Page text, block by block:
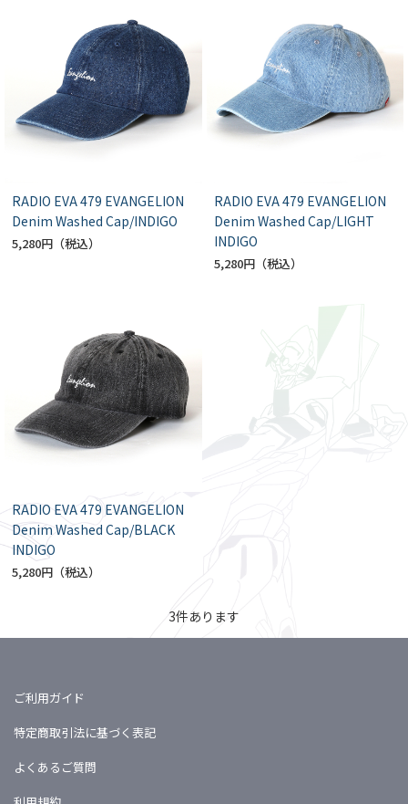
RADIO EVA 479 EVANGELION
Denim Washed Cap/INDIGO
5,280円
RADIO EVA 479 EVANGELION
Denim Washed Cap/LIGHT
INDIGO
5,280円
RADIO EVA 479 EVANGELION
Denim Washed Cap/BLACK
INDIGO
5,280円
3件あります
ご利用ガイド
特定商取引法に基づく表記
よくあるご質問